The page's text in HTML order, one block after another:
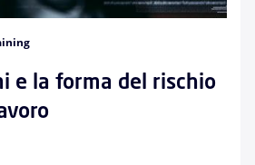
e la forma del rischio